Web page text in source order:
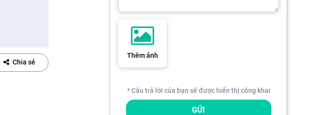
Chia sẻ
Thêm ảnh
* Câu trả lời của bạn sẽ được hiển thị công khai
GỬI